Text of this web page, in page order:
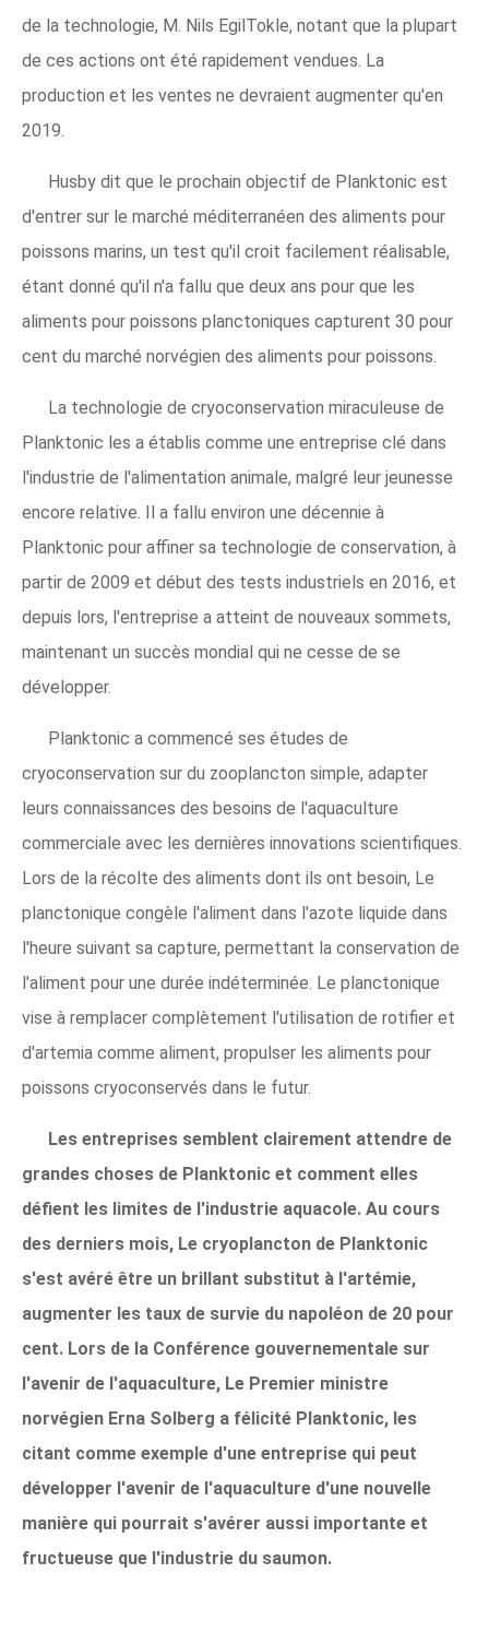
de la technologie, M. Nils EgilTokle, notant que la plupart
de ces actions ont été rapidement vendues. La
production et les ventes ne devraient augmenter qu'en
2019.
Husby dit que le prochain objectif de Planktonic est
d'entrer sur le marché méditerranéen des aliments pour
poissons marins, un test qu'il croit facilement réalisable,
étant donné qu'il n'a fallu que deux ans pour que les
aliments pour poissons planctoniques capturent 30 pour
cent du marché norvégien des aliments pour poissons.
La technologie de cryoconservation miraculeuse de
Planktonic les a établis comme une entreprise clé dans
l'industrie de l'alimentation animale, malgré leur jeunesse
encore relative. Il a fallu environ une décennie à
Planktonic pour affiner sa technologie de conservation, à
partir de 2009 et début des tests industriels en 2016, et
depuis lors, l'entreprise a atteint de nouveaux sommets,
maintenant un succès mondial qui ne cesse de se
développer.
Planktonic a commencé ses études de
cryoconservation sur du zooplancton simple, adapter
leurs connaissances des besoins de l'aquaculture
commerciale avec les dernières innovations scientifiques.
Lors de la récolte des aliments dont ils ont besoin, Le
planctonique congèle l'aliment dans l'azote liquide dans
l'heure suivant sa capture, permettant la conservation de
l'aliment pour une durée indéterminée. Le planctonique
vise à remplacer complètement l'utilisation de rotifier et
d'artemia comme aliment, propulser les aliments pour
poissons cryoconservés dans le futur.
Les entreprises semblent clairement attendre de
grandes choses de Planktonic et comment elles
défient les limites de l'industrie aquacole. Au cours
des derniers mois, Le cryoplancton de Planktonic
s'est avéré être un brillant substitut à l'artémie,
augmenter les taux de survie du napoléon de 20 pour
cent. Lors de la Conférence gouvernementale sur
l'avenir de l'aquaculture, Le Premier ministre
norvégien Erna Solberg a félicité Planktonic, les
citant comme exemple d'une entreprise qui peut
développer l'avenir de l'aquaculture d'une nouvelle
manière qui pourrait s'avérer aussi importante et
fructueuse que l'industrie du saumon.